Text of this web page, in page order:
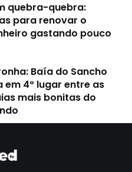
quebra-quebra:
para renovar o
gastando pouco
Baía do Sancho
em 4º lugar entre as
mais bonitas do